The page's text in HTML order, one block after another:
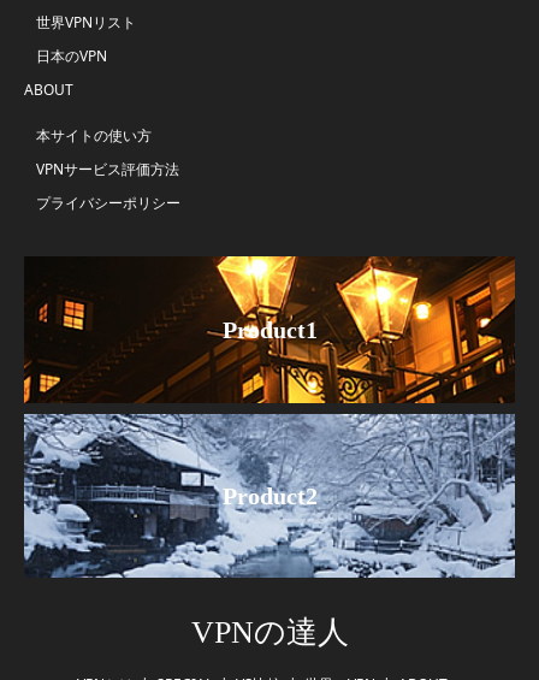
世界VPNリスト
日本のVPN
ABOUT
本サイトの使い方
VPNサービス評価方法
プライバシーポリシー
Product1
Product2
VPNの達人